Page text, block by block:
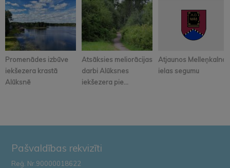
Promenādes izbūve
iekšezera krastā
Alūksnē
Atsāksies meliorācijas
darbi Alūksnes
iekšezera pie...
Atjaunos Melleņkalna
ielas segumu
Pašvaldības rekvizīti
Reģ. Nr.90000018622